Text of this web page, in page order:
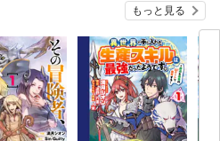
もっと見る